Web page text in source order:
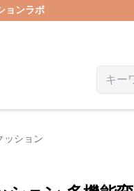
ョンラボ
ッション